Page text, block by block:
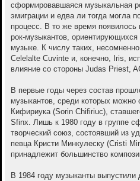
сформировавшаяся музыкальная
эмиграции и едва ли тогда могла
процесс. В то же время появилось
рок-музыкантов,
музыке. К числу таких,
Celelalte Cuvinte и, конечно, Iris,
влияние со стороны Judas Priest,
В первые годы через состав
музыкантов, среди которых можно
Кифириука (Sorin Chifiriuc),
Sfinx. Лишь к 1980 году в группе
творческий союз, состоявший из
певца Кристи Минкулеску (Cristi
принадлежит большинство
В 1984 году музыканты